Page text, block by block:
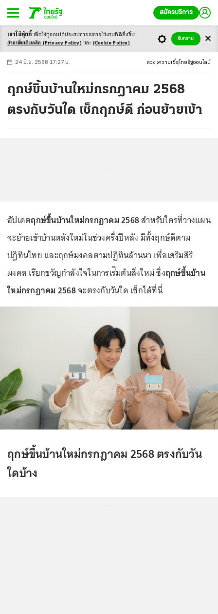
สมัครบริการ
-ก ก ก+
24 มิ.ย. 2568 17:27 น. ดวง ความเชื่อ ไทยรัฐออนไลน์
ฤกษ์ขึ้นบ้านใหม่กรกฎาคม 2568
ตรงกับวันใด เช็กฤกษ์ดี ก่อนย้ายเข้า
อัปเดตฤกษ์ขึ้นบ้านใหม่กรกฎาคม 2568สำหรับใครที่วางแผน
จะย้ายเข้าบ้านหลังใหม่ในช่วงครึ่งปีหลัง มีทั้งฤกษ์ดีตาม
ปฏิทินไทย และฤกษ์มงคลตามปฏิทินล้านนา เพื่อเสริมสิริ
มงคล เรียกขวัญกำลังใจในการเร่ิมต้นสิ่งใหม่ ซึ่งฤกษ์ขึ้นบ้าน
ใหม่กรกฎาคม 2568จะตรงกับวันใด เช็กได้ที่นี่
ฤกษ์ขึ้นบ้านใหม่กรกฎาคม 2568 ตรงกับวัน
ใดบ้าง
เราใช้คุ้กกี้ เพื่อให้ทุกคนได้ประสบการณ์การใช้งานที่ดียิ่งขึ้น
อ่านเพิ่มเติมคลิก (Privacy Policy) และ (Cookie Policy)
รับทราบ